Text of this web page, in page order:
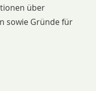
über
sowie Gründe für